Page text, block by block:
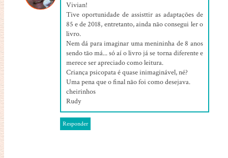
Vivian!
Tive oportunidade de assisttir as adaptações de
85 e de 2018, entretanto, ainda não consegui ler o
livro.
Nem dá para imaginar uma menininha de 8 anos
sendo tão má... só aí o livro já se torna diferente e
merece ser apreciado como leitura.
Criança psicopata é quase inimaginável, né?
Uma pena que o final não foi como desejava.
cheirinhos
Rudy
Responder